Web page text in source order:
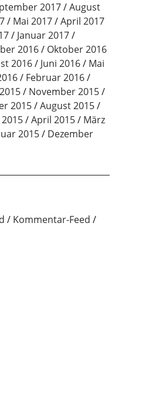
2017
August
Mai 2017
April 2017
Januar 2017
2016
Oktober 2016
2016 Juni 2016
Mai
Februar 2016
November 2015
2015
August 2015
April 2015
März
2015
Dezember
Kommentar-Feed